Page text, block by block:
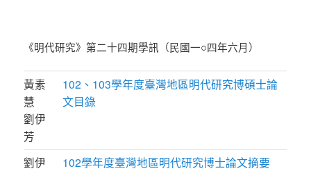
《明代研究》第二十四期學訊（民國一○四年六月）
黃素
慧
劉伊
芳
102、103學年度臺灣地區明代研究博碩士論
文目錄
劉伊
102學年度臺灣地區明代研究博士論文摘要